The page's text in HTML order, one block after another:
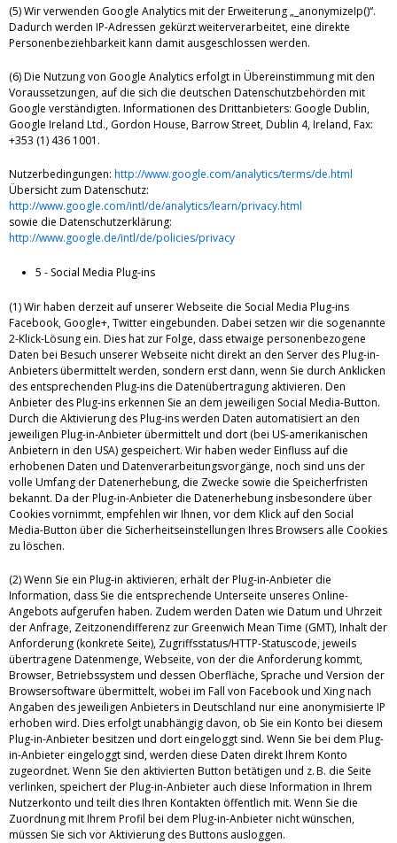
(5) Wir verwenden Google Analytics mit der Erweiterung „_anonymizeIp()“.
Dadurch werden IP-Adressen gekürzt weiterverarbeitet, eine direkte
Personenbeziehbarkeit kann damit ausgeschlossen werden.
(6) Die Nutzung von Google Analytics erfolgt in Übereinstimmung mit den
Voraussetzungen, auf die sich die deutschen Datenschutzbehörden mit
Google verständigten. Informationen des Drittanbieters: Google Dublin,
Google Ireland Ltd., Gordon House, Barrow Street, Dublin 4, Ireland, Fax:
+353 (1) 436 1001.
Nutzerbedingungen: http://www.google.com/analytics/terms/de.html
Übersicht zum Datenschutz:
http://www.google.com/intl/de/analytics/learn/privacy.html
sowie die Datenschutzerklärung:
http://www.google.de/intl/de/policies/privacy
5 - Social Media Plug-ins
(1) Wir haben derzeit auf unserer Webseite die Social Media Plug-ins
Facebook, Google+, Twitter eingebunden. Dabei setzen wir die sogenannte
2-Klick-Lösung ein. Dies hat zur Folge, dass etwaige personenbezogene
Daten bei Besuch unserer Webseite nicht direkt an den Server des Plug-in-
Anbieters übermittelt werden, sondern erst dann, wenn Sie durch Anklicken
des entsprechenden Plug-ins die Datenübertragung aktivieren. Den
Anbieter des Plug-ins erkennen Sie an dem jeweiligen Social Media-Button.
Durch die Aktivierung des Plug-ins werden Daten automatisiert an den
jeweiligen Plug-in-Anbieter übermittelt und dort (bei US-amerikanischen
Anbietern in den USA) gespeichert. Wir haben weder Einfluss auf die
erhobenen Daten und Datenverarbeitungsvorgänge, noch sind uns der
volle Umfang der Datenerhebung, die Zwecke sowie die Speicherfristen
bekannt. Da der Plug-in-Anbieter die Datenerhebung insbesondere über
Cookies vornimmt, empfehlen wir Ihnen, vor dem Klick auf den Social
Media-Button über die Sicherheitseinstellungen Ihres Browsers alle Cookies
zu löschen.
(2) Wenn Sie ein Plug-in aktivieren, erhält der Plug-in-Anbieter die
Information, dass Sie die entsprechende Unterseite unseres Online-
Angebots aufgerufen haben. Zudem werden Daten wie Datum und Uhrzeit
der Anfrage, Zeitzonendifferenz zur Greenwich Mean Time (GMT), Inhalt der
Anforderung (konkrete Seite), Zugriffsstatus/HTTP-Statuscode, jeweils
übertragene Datenmenge, Webseite, von der die Anforderung kommt,
Browser, Betriebssystem und dessen Oberfläche, Sprache und Version der
Browsersoftware übermittelt, wobei im Fall von Facebook und Xing nach
Angaben des jeweiligen Anbieters in Deutschland nur eine anonymisierte IP
erhoben wird. Dies erfolgt unabhängig davon, ob Sie ein Konto bei diesem
Plug-in-Anbieter besitzen und dort eingeloggt sind. Wenn Sie bei dem Plug-
in-Anbieter eingeloggt sind, werden diese Daten direkt Ihrem Konto
zugeordnet. Wenn Sie den aktivierten Button betätigen und z. B. die Seite
verlinken, speichert der Plug-in-Anbieter auch diese Information in Ihrem
Nutzerkonto und teilt dies Ihren Kontakten öffentlich mit. Wenn Sie die
Zuordnung mit Ihrem Profil bei dem Plug-in-Anbieter nicht wünschen,
müssen Sie sich vor Aktivierung des Buttons ausloggen.